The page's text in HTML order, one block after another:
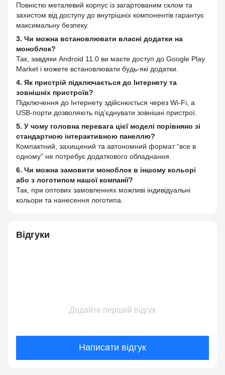
Повністю металевий корпус із загартованим склом та
захистом від доступу до внутрішніх компонентів гарантує
максимальну безпеку.
3. Чи можна встановлювати власні додатки на
моноблок?
Так, завдяки Android 11.0 ви маєте доступ до Google Play
Market і можете встановлювати будь-які додатки.
4. Як пристрій підключається до Інтернету та
зовнішніх пристроїв?
Підключення до Інтернету здійснюється через Wi-Fi, а
USB-порти дозволяють під’єднувати зовнішні пристрої.
5. У чому головна перевага цієї моделі порівняно зі
стандартною інтерактивною панеллю?
Компактний, захищений та автономний формат “все в
одному” не потребує додаткового обладнання.
6. Чи можна замовити моноблок в іншому кольорі
або з логотипом нашої компанії?
Так, при оптових замовленнях можливі індивідуальні
кольори та нанесення логотипа.
Відгуки
Додайте перший відгук
Написати відгук